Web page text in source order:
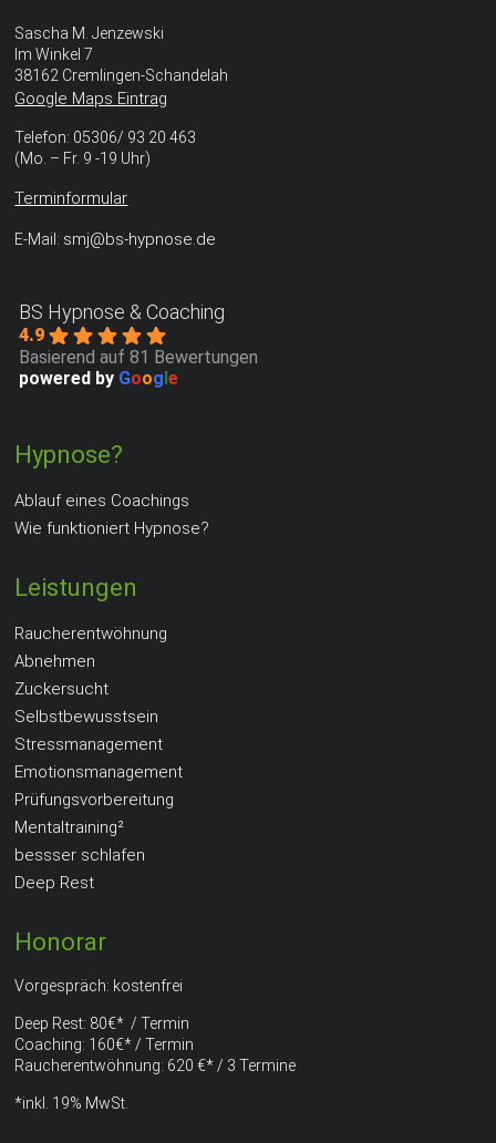
Sascha M. Jenzewski
Im Winkel 7
38162 Cremlingen-Schandelah
Google Maps Eintrag
Telefon: 05306/ 93 20 463
(Mo. – Fr. 9 -19 Uhr)
Terminformular
E-Mail: smj@bs-hypnose.de
BS Hypnose & Coaching
4.9
Basierend auf 81 Bewertungen
powered by Google
Hypnose?
Ablauf eines Coachings
Wie funktioniert Hypnose?
Leistungen
Raucherentwöhnung
Abnehmen
Zuckersucht
Selbstbewusstsein
Stressmanagement
Emotionsmanagement
Prüfungsvorbereitung
Mentaltraining²
bessser schlafen
Deep Rest
Honorar
Vorgespräch: kostenfrei
Deep Rest: 80€* / Termin
Coaching: 160€* / Termin
Raucherentwöhnung: 620 €* / 3 Termine
*inkl. 19% MwSt.